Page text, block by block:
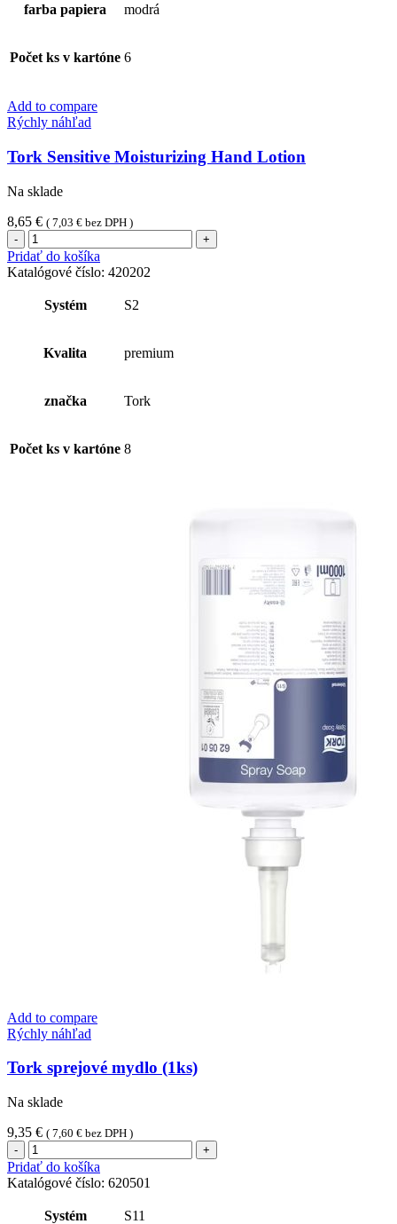
farba papiera modrá
Počet ks v kartóne 6
Add to compare
Rýchly náhľad
Tork Sensitive Moisturizing Hand Lotion
Na sklade
8,65 € ( 7,03 € bez DPH )
množstvo
Tork
Sensitive
Moisturizing
Hand
Lotion
Pridať do košíka
Katalógové číslo: 420202
Systém S2
Kvalita premium
značka Tork
Počet ks v kartóne 8
Add to compare
Rýchly náhľad
Tork sprejové mydlo (1ks)
Na sklade
9,35 € ( 7,60 € bez DPH )
množstvo
Tork
sprejové
mydlo
(1ks)
Pridať do košíka
Katalógové číslo: 620501
Systém S11